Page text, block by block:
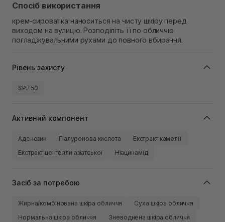
Спосіб використання
крем-сироватка наноситься на чисту шкіру перед
виходом на вулицю. Розподіліть її по обличчю
погладжувальними рухами до повного вбирання.
Рівень захисту
SPF 50
Активний компонент
Аденозин Гіалуронова кислота
Екстракт камелії
Екстракт центелли азіатської
Ніацинамід
Засіб за потребою
Жирна/комбінована шкіра обличчя
Суха шкіра обличчя
Нормальна шкіра обличчя
Зневоднена шкіра обличчя